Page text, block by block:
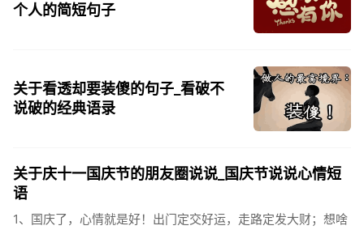
个人的简短句子
关于看透却要装傻的句子_看破不
说破的经典语录
关于庆十一国庆节的朋友圈说说_国庆节说说心情短
语
1、国庆了，心情就是好！出门定交好运，走路定发大财；想啥